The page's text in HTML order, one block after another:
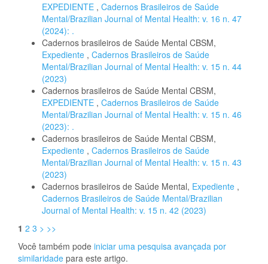
EXPEDIENTE , Cadernos Brasileiros de Saúde
Mental/Brazilian Journal of Mental Health: v. 16 n. 47
(2024): .
Cadernos brasileiros de Saúde Mental CBSM,
Expediente , Cadernos Brasileiros de Saúde
Mental/Brazilian Journal of Mental Health: v. 15 n. 44
(2023)
Cadernos brasileiros de Saúde Mental CBSM,
EXPEDIENTE , Cadernos Brasileiros de Saúde
Mental/Brazilian Journal of Mental Health: v. 15 n. 46
(2023): .
Cadernos brasileiros de Saúde Mental CBSM,
Expediente , Cadernos Brasileiros de Saúde
Mental/Brazilian Journal of Mental Health: v. 15 n. 43
(2023)
Cadernos brasileiros de Saúde Mental, Expediente ,
Cadernos Brasileiros de Saúde Mental/Brazilian
Journal of Mental Health: v. 15 n. 42 (2023)
1 2 3 > >>
Você também pode iniciar uma pesquisa avançada por
similaridade para este artigo.